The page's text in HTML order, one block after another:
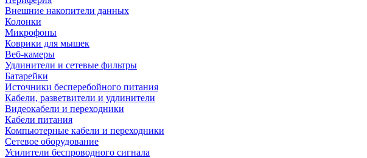
Внешние накопители данных
Колонки
Микрофоны
Коврики для мышек
Веб-камеры
Удлинители и сетевые фильтры
Батарейки
Источники бесперебойного питания
Кабели, разветвители и удлинители
Видеокабели и переходники
Кабели питания
Компьютерные кабели и переходники
Сетевое оборудование
Усилители беспроводного сигнала